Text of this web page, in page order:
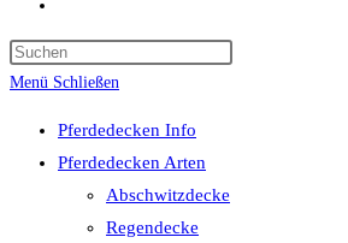
umschalten
Menü Schließen
Pferdedecken Info
Pferdedecken Arten
Abschwitzdecke
Regendecke